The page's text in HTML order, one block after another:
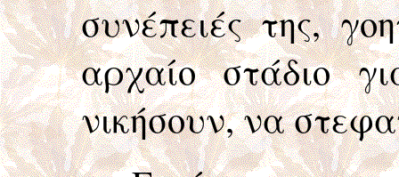
συνέπειές της,
αρχαίο στάδιο
νικήσουν, να